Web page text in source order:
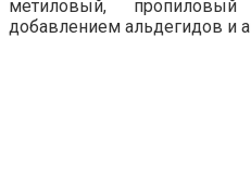
метиловый,
добавлением альдегидов и